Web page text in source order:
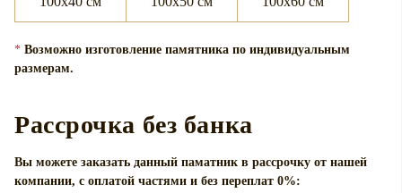
* Возможно изготовление памятника по индивидуальным
размерам.
Рассрочка без банка
Вы можете заказать данный паматник в рассрочку от нашей
компании, с оплатой частями и без переплат 0%: